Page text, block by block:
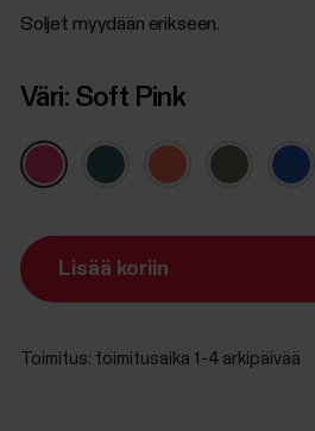
Soljet myydään erikseen.
Väri: Soft Pink
Lisää koriin
Toimitus: toimitusaika 1-4 arkipäivää